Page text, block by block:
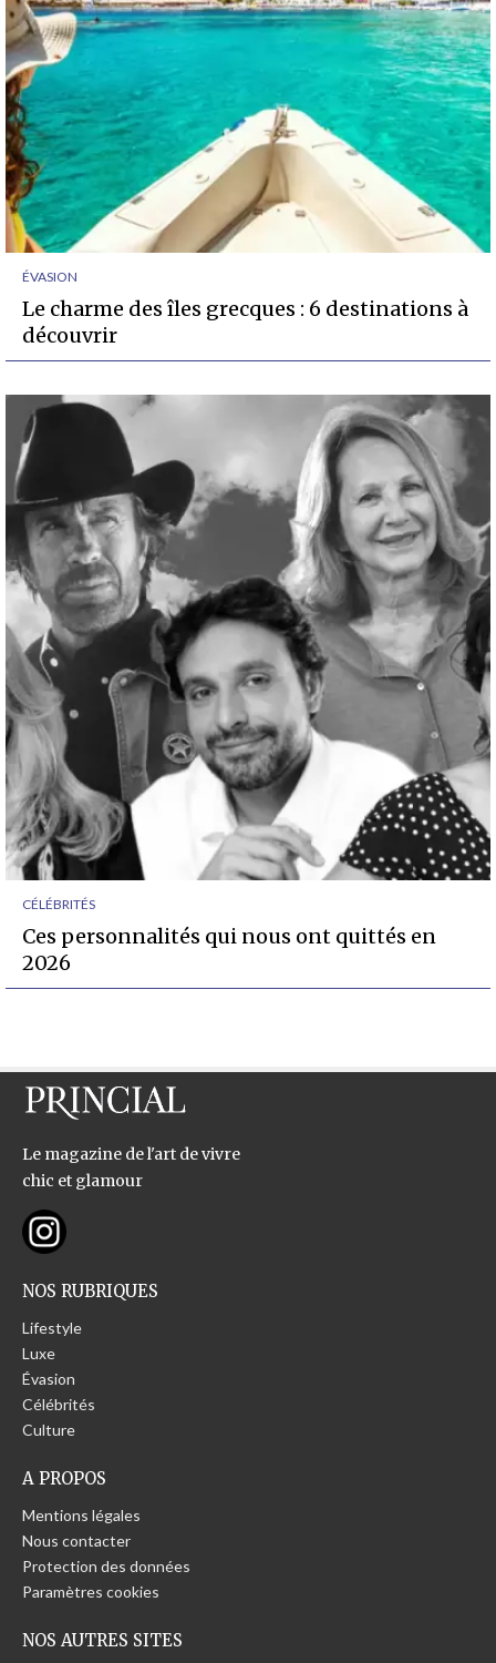
ÉVASION
Le charme des îles grecques : 6 destinations à
découvrir
CÉLÉBRITÉS
Ces personnalités qui nous ont quittés en
2026
Le magazine de l'art de vivre
chic et glamour
NOS RUBRIQUES
Lifestyle
Luxe
Évasion
Célébrités
Culture
A PROPOS
Mentions légales
Nous contacter
Protection des données
Paramètres cookies
NOS AUTRES SITES